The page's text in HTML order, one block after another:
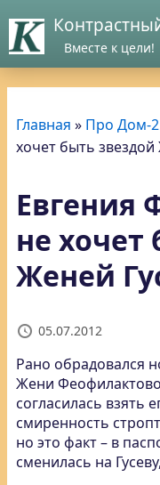
Вместе к цели!
Главная » Про Дом-2
хочет быть
Евгения
не хочет
Женей
05.07.2012
Рано обрадовался
Жени
согласилась взять
смиренность
но это факт – в
сменилась на